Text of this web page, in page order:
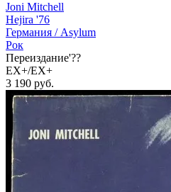
Joni Mitchell
Hejira '76
Германия / Asylum
Рок
Переиздание'??
EX+/EX+
3 190 руб.